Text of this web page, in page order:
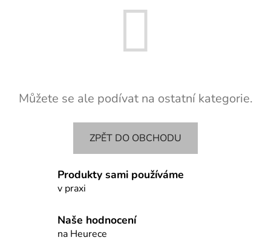
Můžete se ale podívat na ostatní kategorie.
ZPĚT DO OBCHODU
Produkty sami používáme
v praxi
Naše hodnocení
na Heurece